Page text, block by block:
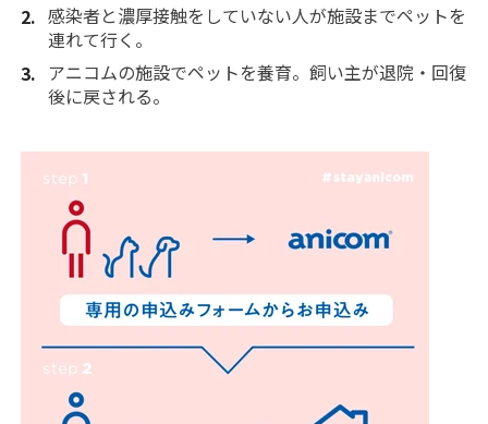
感染者と濃厚接触をしていない人が施設までペットを
連れて行く。
アニコムの施設でペットを養育。飼い主が退院・回復
後に戻される。